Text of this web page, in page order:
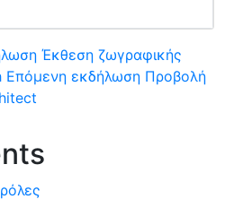
Έκθεση ζωγραφικής
Επόμενη εκδήλωση Προβολή